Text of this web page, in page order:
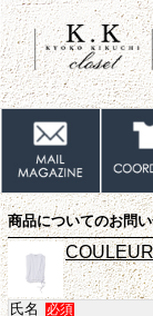
商品についてのお問
氏名 必須